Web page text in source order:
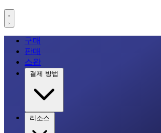
구매
판매
스왑
결제 방법
리소스